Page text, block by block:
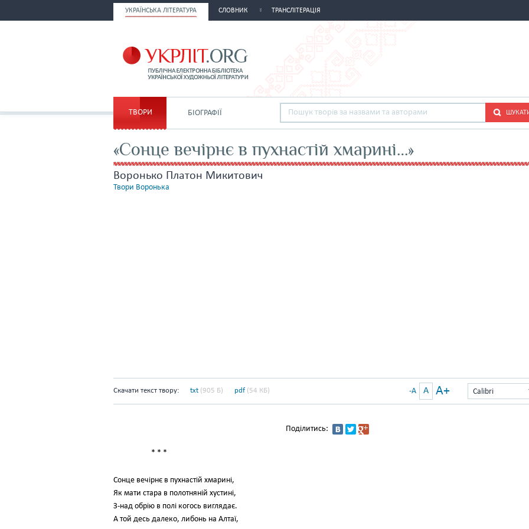
УКРАЇНСЬКА ЛІТЕРАТУРА СЛОВНИК ТРАНСЛІТЕРАЦІЯ
ТВОРИ БІОГРАФІЇ
«Сонце вечірнє в пухнастій хмарині…»
Воронько Платон Микитович
Твори Воронька
Скачати текст твору: txt (905 Б) pdf (54 КБ) Calibri
-A A A+
Поділитись:
* * *
Сонце вечірнє в пухнастій хмарині,
Як мати стара в полотняній хустині,
З-над обрію в полі когось виглядає.
А той десь далеко, либонь на Алтаї,